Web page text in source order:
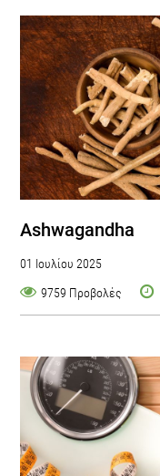
Ashwagandha
01 Ιουλίου 2025
9759 Προβολές